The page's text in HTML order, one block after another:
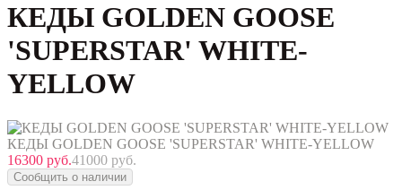
КЕДЫ GOLDEN GOOSE
'SUPERSTAR' WHITE-
YELLOW
КЕДЫ GOLDEN GOOSE 'SUPERSTAR' WHITE-YELLOW
16300 руб.41000 руб.
Сообщить о наличии